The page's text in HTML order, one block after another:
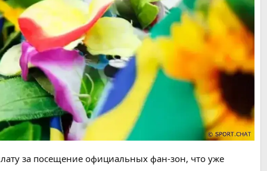
за посещение официальных фан-зон, что уже